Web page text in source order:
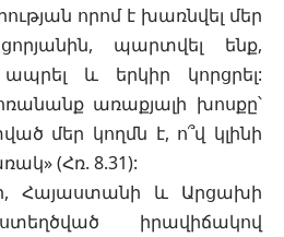
որոմ է խառնվել մեր
պարտվել ենք,
և երկիր կորցրել:
առաքյալի խոսքը՝
մեր կողմն է, ո՞վ կլինի
(Հռ. 8.31):
Հայաստանի և Արցախի
իրավիճակով